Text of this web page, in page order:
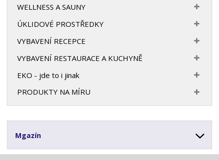
WELLNESS A SAUNY
ÚKLIDOVÉ PROSTŘEDKY
VYBAVENÍ RECEPCE
VYBAVENÍ RESTAURACE A KUCHYNĚ
EKO - jde to i jinak
PRODUKTY NA MÍRU
Mgazín